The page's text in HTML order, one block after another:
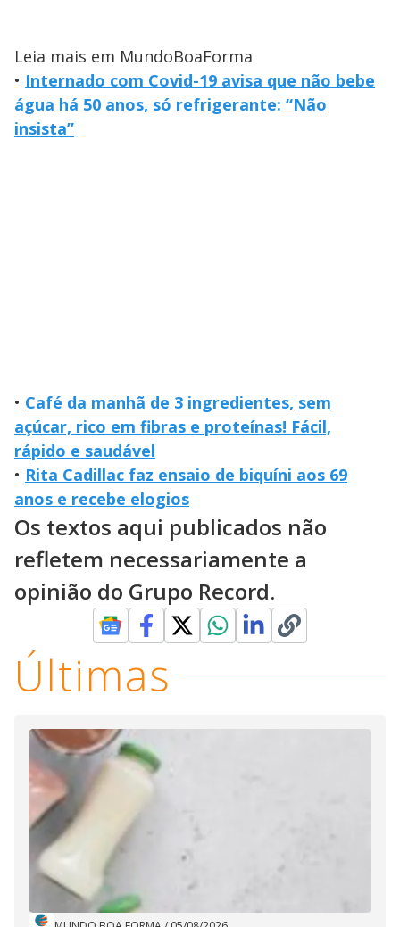
Leia mais em MundoBoaForma
• Internado com Covid-19 avisa que não bebe
água há 50 anos, só refrigerante: “Não
insista”
• Café da manhã de 3 ingredientes, sem
açúcar, rico em fibras e proteínas! Fácil,
rápido e saudável
• Rita Cadillac faz ensaio de biquíni aos 69
anos e recebe elogios
Os textos aqui publicados não
refletem necessariamente a
opinião do Grupo Record.
Últimas